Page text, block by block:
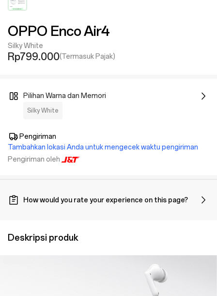
OPPO Enco Air4
Silky White
Rp799.000(Termasuk Pajak)
Pilihan Warna dan Memori
Silky White
Pengiriman
Tambahkan lokasi Anda untuk mengecek waktu pengiriman
Pengiriman oleh
How would you rate your experience on this page?
Deskripsi produk